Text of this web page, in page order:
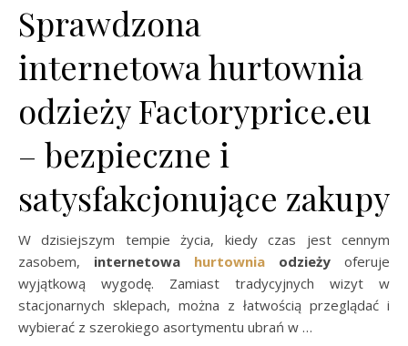
Sprawdzona
internetowa hurtownia
odzieży Factoryprice.eu
– bezpieczne i
satysfakcjonujące zakupy
W dzisiejszym tempie życia, kiedy czas jest cennym
zasobem, internetowa hurtownia odzieży oferuje
wyjątkową wygodę. Zamiast tradycyjnych wizyt w
stacjonarnych sklepach, można z łatwością przeglądać i
wybierać z szerokiego asortymentu ubrań w …